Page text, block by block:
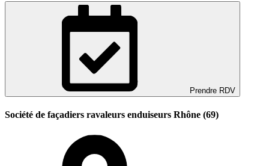
Prendre RDV
Société de façadiers ravaleurs enduiseurs Rhône (69)